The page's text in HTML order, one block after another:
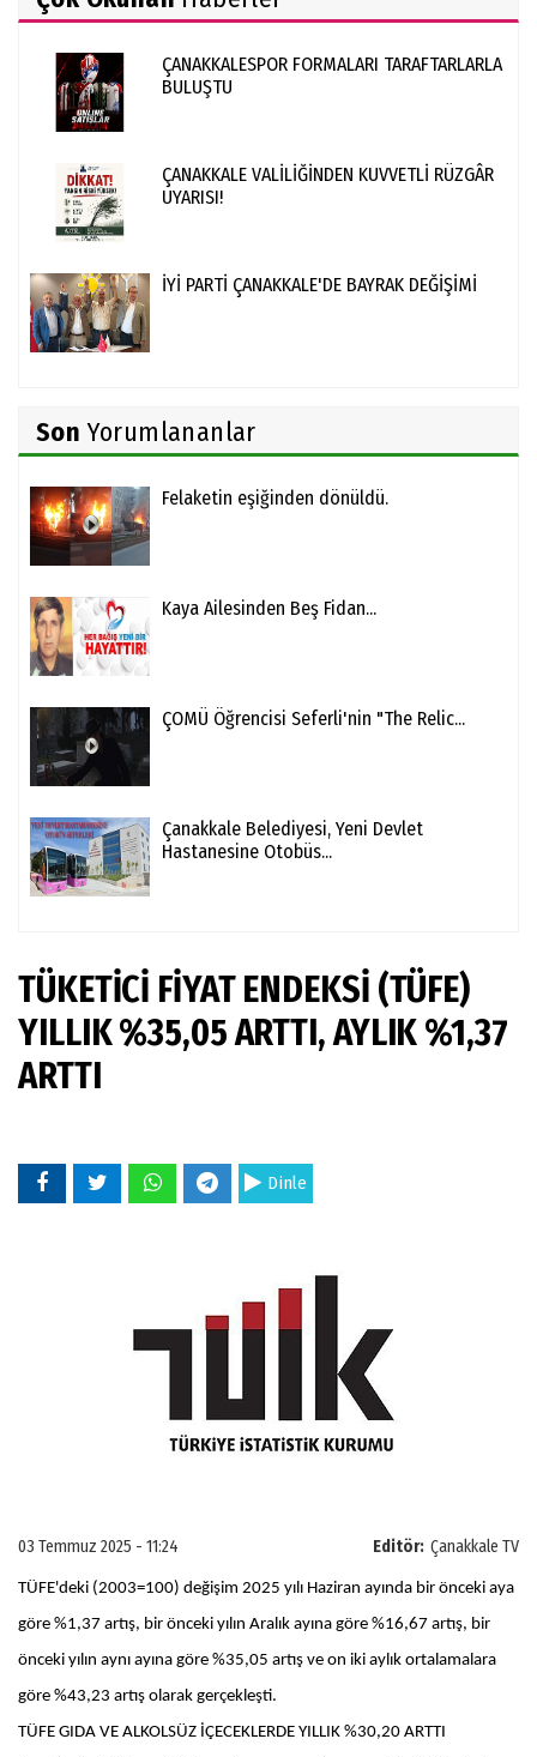
ÇANAKKALESPOR FORMALARI TARAFTARLARLA
BULUŞTU
ÇANAKKALE VALİLİĞİNDEN KUVVETLİ RÜZGÂR
UYARISI!
İYİ PARTİ ÇANAKKALE'DE BAYRAK DEĞİŞİMİ
Son Yorumlananlar
Felaketin eşiğinden dönüldü.
Kaya Ailesinden Beş Fidan...
ÇOMÜ Öğrencisi Seferli'nin "The Relic...
Çanakkale Belediyesi, Yeni Devlet
Hastanesine Otobüs...
TÜKETİCİ FİYAT ENDEKSİ (TÜFE)
YILLIK %35,05 ARTTI, AYLIK %1,37
ARTTI
Dinle
Editör: Çanakkale TV
03 Temmuz 2025 - 11:24
TÜFE'deki (2003=100) değişim 2025 yılı Haziran ayında bir önceki aya
göre %1,37 artış, bir önceki yılın Aralık ayına göre %16,67 artış, bir
önceki yılın aynı ayına göre %35,05 artış ve on iki aylık ortalamalara
göre %43,23 artış olarak gerçekleşti.
TÜFE GIDA VE ALKOLSÜZ İÇECEKLERDE YILLIK %30,20 ARTTI